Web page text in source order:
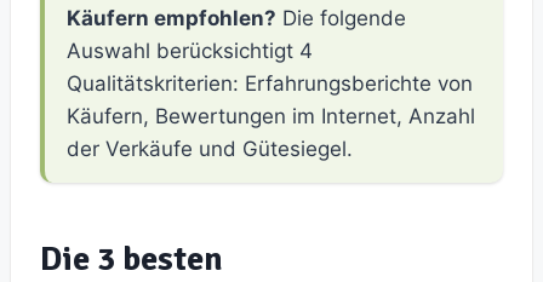
Käufern empfohlen? Die folgende
Auswahl berücksichtigt 4
Qualitätskriterien: Erfahrungsberichte von
Käufern, Bewertungen im Internet, Anzahl
der Verkäufe und Gütesiegel.
Die 3 besten